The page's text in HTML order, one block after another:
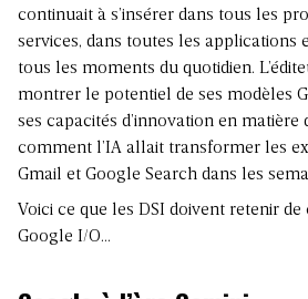
continuait à s’insérer dans tous les
services, dans toutes les applications
tous les moments du quotidien.
montrer le potentiel de ses modèles
ses capacités d’innovation en matière
comment l’IA allait transformer les
Gmail et Google Search dans les
Voici ce que les DSI doivent retenir de
Google I/O…